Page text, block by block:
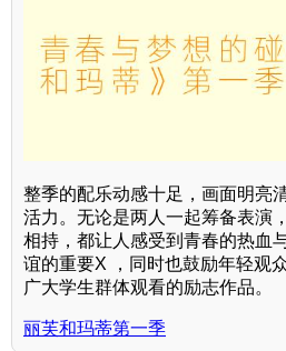
整季的配乐动感十足，画面明亮
活力。无论是两人一起筹备表演
相持，都让人感受到青春的热血
谊的重要X ，同时也鼓励年轻观
广大学生群体观看的励志作品。
丽芙和玛蒂第一季